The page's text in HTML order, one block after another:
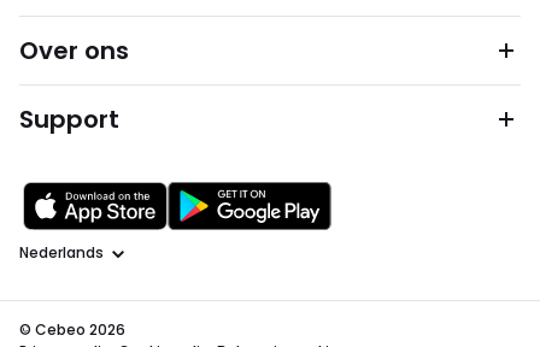
Over ons
Support
Taal
© Cebeo 2026